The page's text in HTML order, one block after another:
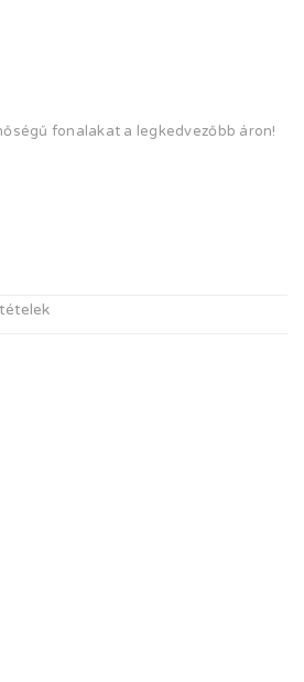
fonalakat a legkedvezőbb áron!